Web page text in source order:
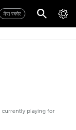
मेरा स्कोर
currently playing for